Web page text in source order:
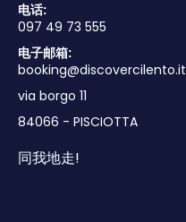
电话:
097 49 73 555
电子邮箱:
booking@discovercilento.it
via borgo 11
84066 - PISCIOTTA
同我地走!